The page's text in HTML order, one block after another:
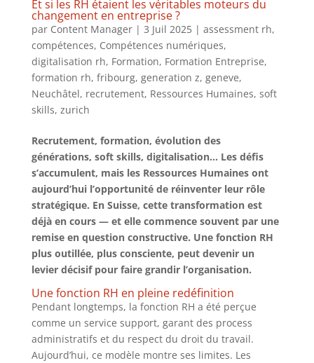
Et si les RH étaient les véritables moteurs du
changement en entreprise ?
par Content Manager| 3 Juil 2025| assessment rh,
compétences, Compétences numériques,
digitalisation rh, Formation, Formation Entreprise,
formation rh, fribourg, generation z, geneve,
Neuchâtel, recrutement, Ressources Humaines, soft
skills, zurich
Recrutement, formation, évolution des
générations, soft skills, digitalisation… Les défis
s’accumulent, mais les Ressources Humaines ont
aujourd’hui l’opportunité de réinventer leur rôle
stratégique. En Suisse, cette transformation est
déjà en cours — et elle commence souvent par une
remise en question constructive. Une fonction RH
plus outillée, plus consciente, peut devenir un
levier décisif pour faire grandir l’organisation.
Une fonction RH en pleine redéfinition
Pendant longtemps, la fonction RH a été perçue
comme un service support, garant des process
administratifs et du respect du droit du travail.
Aujourd’hui, ce modèle montre ses limites. Les